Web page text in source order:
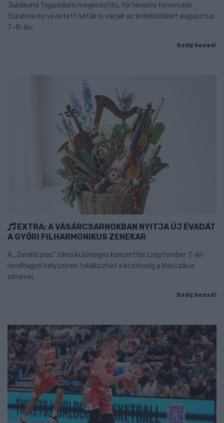
Jubileumi fogadalom megerősítés, történelmi felvonulás,
tűzshow és vezetett séták is várják az érdeklődőket augusztus
7–8-án.
Szólj hozzá!
EXTRA: A VÁSÁRCSARNOKBAN NYITJA ÚJ ÉVADÁT
A GYŐRI FILHARMONIKUS ZENEKAR
A „Zenélő piac” című különleges koncerttel szeptember 7-én
rendhagyó helyszínen találkozhat a közönség a klasszikus
zenével.
Szólj hozzá!